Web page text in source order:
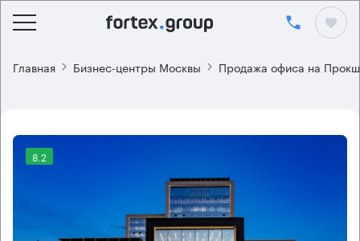
Главная Бизнес-центры Москвы Продажа офиса на
8.2